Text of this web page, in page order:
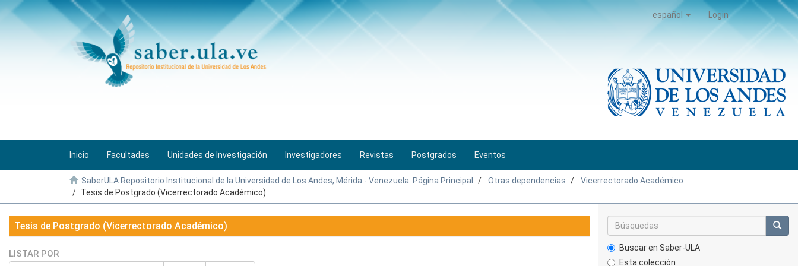
español Login
Inicio Facultades Unidades de Investigación Investigadores Revistas Postgrados Eventos
SaberULA Repositorio Institucional de la Universidad de Los Andes, Mérida - Venezuela: Página Principal Otras dependencias
Vicerrectorado Académico
Tesis de Postgrado (Vicerrectorado Académico)
Tesis de Postgrado (Vicerrectorado Académico)
LISTAR POR
Buscar en Saber-ULA
Esta colección